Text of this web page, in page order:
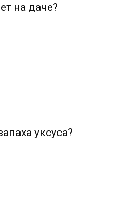
на даче?
уксуса?